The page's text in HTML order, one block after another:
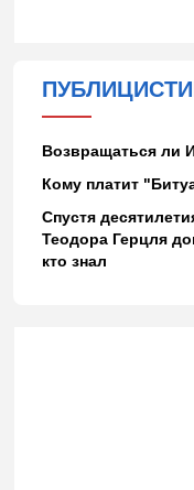
Возвращаться ли
Кому платит
Спустя
Теодора Герцля
кто знал